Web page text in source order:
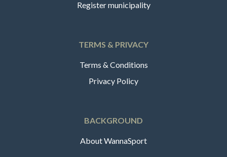
Register municipality
TERMS & PRIVACY
Terms & Conditions
Privacy Policy
BACKGROUND
About WannaSport